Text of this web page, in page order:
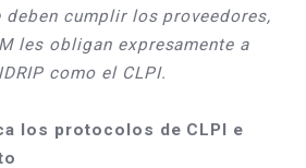
cumplir los proveedores,
les obligan expresamente a
como el CLPI.
los protocolos de CLPI e